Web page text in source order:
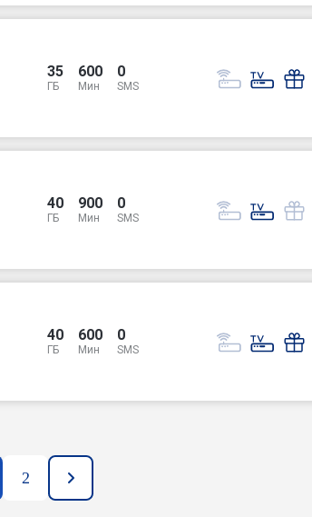
35
ГБ
600
Мин
0
SMS
40
ГБ
900
Мин
0
SMS
40
ГБ
600
Мин
0
SMS
2